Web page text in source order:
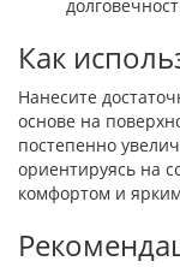
Как
Нанесите
основе на
постепенно
ориентируясь на
комфортом и